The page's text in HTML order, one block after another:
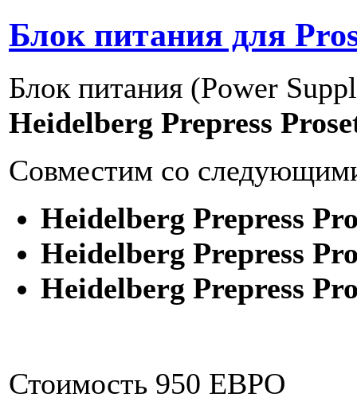
Блок питания для
Блок питания (Power
Heidelberg Prepress
Совместим со
Heidelberg Prepress
Heidelberg Prepress
Heidelberg Prepress
Стоимость 950 ЕВРО